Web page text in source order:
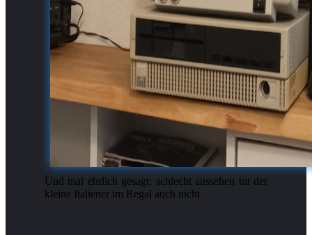
Und mal ehrlich gesagt: schlecht aussehen tut der
kleine Italiener im Regal auch nicht